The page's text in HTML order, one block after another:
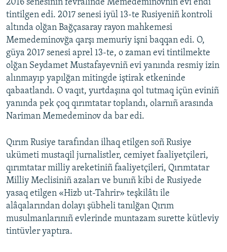
2016 senesiniñ fevralinde Memedeminovnıñ evi endi
tintilgen edi. 2017 senesi iyül 13-te Rusiyeniñ kontroli
altında olğan Bağçasaray rayon mahkemesi
Memedeminovğa qarşı memuriy işni baqqan edi. O,
güya 2017 senesi aprel 13-te, o zaman evi tintilmekte
olğan Seydamet Mustafayevniñ evi yanında resmiy izin
alınmayıp yapılğan mitingde iştirak etkeninde
qabaatlandı. O vaqıt, yurtdaşına qol tutmaq içün eviniñ
yanında pek çoq qırımtatar toplandı, olarnıñ arasında
Nariman Memedeminov da bar edi.
Qırım Rusiye tarafından ilhaq etilgen soñ Rusiye
ukümeti mustaqil jurnalistler, cemiyet faaliyetçileri,
qırımtatar milliy areketiniñ faaliyetçileri, Qırımtatar
Milliy Meclisiniñ azaları ve bunıñ kibi de Rusiyede
yasaq etilgen «Hizb ut-Tahrir» teşkilâtı ile
alâqalarından dolayı şübheli tanılğan Qırım
musulmanlarınıñ evlerinde muntazam surette kütleviy
tintüvler yaptıra.